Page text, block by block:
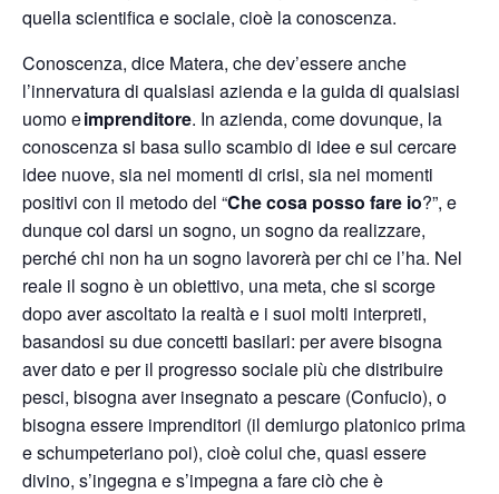
quella scientifica e sociale, cioè la conoscenza.
Conoscenza, dice Matera, che dev’essere anche
l’innervatura di qualsiasi azienda e la guida di qualsiasi
uomo eimprenditore. In azienda, come dovunque, la
conoscenza si basa sullo scambio di idee e sul cercare
idee nuove, sia nei momenti di crisi, sia nei momenti
positivi con il metodo del “Che cosa posso fare io?”, e
dunque col darsi un sogno, un sogno da realizzare,
perché chi non ha un sogno lavorerà per chi ce l’ha. Nel
reale il sogno è un obiettivo, una meta, che si scorge
dopo aver ascoltato la realtà e i suoi molti interpreti,
basandosi su due concetti basilari: per avere bisogna
aver dato e per il progresso sociale più che distribuire
pesci, bisogna aver insegnato a pescare (Confucio), o
bisogna essere imprenditori (il demiurgo platonico prima
e schumpeteriano poi), cioè colui che, quasi essere
divino, s’ingegna e s’impegna a fare ciò che è